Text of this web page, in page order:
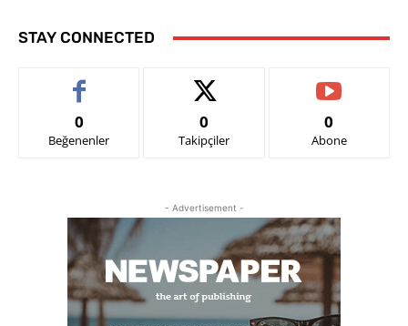
STAY CONNECTED
0
Beğenenler
0
Takipçiler
0
Abone
- Advertisement -